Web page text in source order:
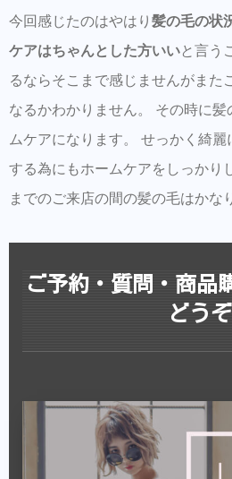
今回感じたのはやはり 髪の毛の状
ケアはちゃんとした方いいと言う
るならそこまで感じませんがまた
なるかわかりません。 その時に
ムケアになります。 せっかく綺
する為にもホームケアをしっかり
までのご来店の間の髪の毛はかな
ご予約・質問・商品
どうぞ